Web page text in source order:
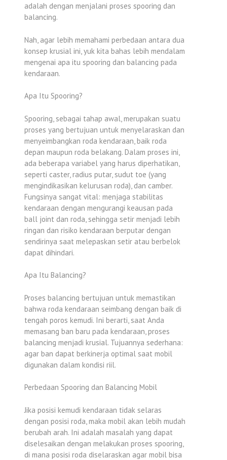
adalah dengan menjalani proses spooring dan
balancing.
Nah, agar lebih memahami perbedaan antara dua
konsep krusial ini, yuk kita bahas lebih mendalam
mengenai apa itu spooring dan balancing pada
kendaraan.
Apa Itu Spooring?
Spooring, sebagai tahap awal, merupakan suatu
proses yang bertujuan untuk menyelaraskan dan
menyeimbangkan roda kendaraan, baik roda
depan maupun roda belakang. Dalam proses ini,
ada beberapa variabel yang harus diperhatikan,
seperti caster, radius putar, sudut toe (yang
mengindikasikan kelurusan roda), dan camber.
Fungsinya sangat vital: menjaga stabilitas
kendaraan dengan mengurangi keausan pada
ball joint dan roda, sehingga setir menjadi lebih
ringan dan risiko kendaraan berputar dengan
sendirinya saat melepaskan setir atau berbelok
dapat dihindari.
Apa Itu Balancing?
Proses balancing bertujuan untuk memastikan
bahwa roda kendaraan seimbang dengan baik di
tengah poros kemudi. Ini berarti, saat Anda
memasang ban baru pada kendaraan, proses
balancing menjadi krusial. Tujuannya sederhana:
agar ban dapat berkinerja optimal saat mobil
digunakan dalam kondisi riil.
Perbedaan Spooring dan Balancing Mobil
Jika posisi kemudi kendaraan tidak selaras
dengan posisi roda, maka mobil akan lebih mudah
berubah arah. Ini adalah masalah yang dapat
diselesaikan dengan melakukan proses spooring,
di mana posisi roda diselaraskan agar mobil bisa